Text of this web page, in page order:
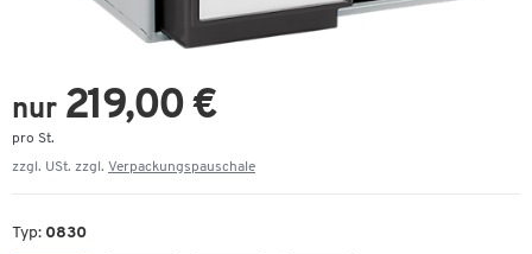
nur 219,00 €
pro St.
zzgl. USt. zzgl. Verpackungspauschale
Typ: 0830